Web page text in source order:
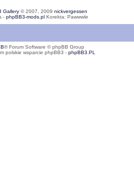
Gallery© 2007, 2009 nickvergessen
- phpBB3-mods.pl Korekta: Pawwwle
® Forum Software © phpBB Group
polskie wsparcie phpBB3 - phpBB3.PL